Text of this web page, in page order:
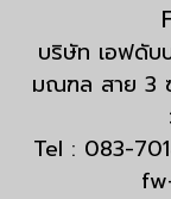
บริษัท เอฟดั
มณฑล สาย 3
Tel : 083-